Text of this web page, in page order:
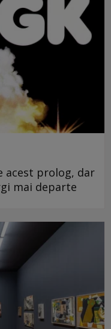
acest prolog, dar
mai departe